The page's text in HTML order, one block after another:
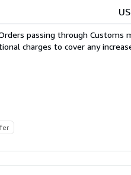
passing through Customs
charges to cover any